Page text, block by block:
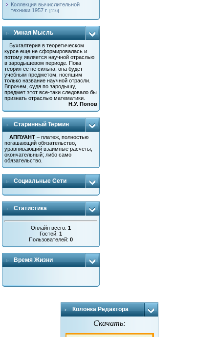
Коллекция вычислительной
техники 1957 г. [116]
Умная Мысль
Бухгалтерия в теоретическом
курсе еще не сформировалась и
потому является научной отраслью
в зародышевом периоде. Пока
теория ее не сильна, она будет
учебным предметом, носящим
только название научной отрасли.
Впрочем, судя по зародышу,
предмет этот все-таки следовало бы
признать отраслью математики.
Н.У. Попов
Старинный Термин
АППУАНТ – платеж, полностью
погашающий обязательство,
уравнивающий взаимные расчеты,
окончательный; либо само
обязательство.
Социальные Сети
Статистика
Онлайн всего:1
Гостей:1
Пользователей:0
Время Жизни
Колонка Редактора
Скачать: